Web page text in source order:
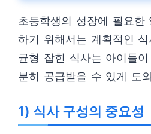
초등학생의 성장에 필요한
하기 위해서는 계획적인
균형 잡힌 식사는 아이들
분히 공급받을 수 있게 도
1) 식사 구성의 중요성